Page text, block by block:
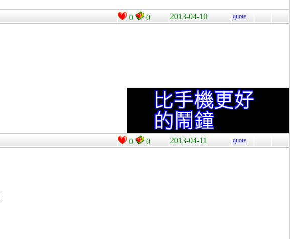
0 0 2013-04-10 quote
0 0 2013-04-11 quote